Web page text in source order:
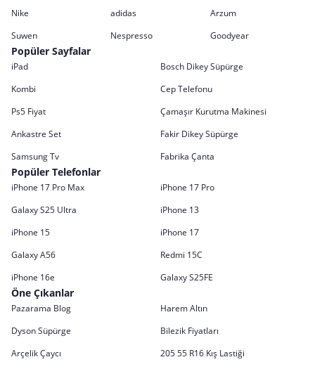
Nike adidas
Arzum
Suwen
Nespresso Goodyear
Popüler Sayfalar
iPad
Bosch Dikey Süpürge
Kombi
Cep Telefonu
Ps5 Fiyat
Çamaşır Kurutma Makinesi
Ankastre Set
Fakir Dikey Süpürge
Samsung Tv
Fabrika Çanta
Popüler Telefonlar
iPhone 17 Pro Max
iPhone 17 Pro
Galaxy S25 Ultra
iPhone 13
iPhone 15
iPhone 17
Galaxy A56
Redmi 15C
iPhone 16e
Galaxy S25FE
Öne Çıkanlar
Pazarama Blog
Harem Altın
Dyson Süpürge
Bilezik Fiyatları
Arçelik Çaycı
205 55 R16 Kış Lastiği